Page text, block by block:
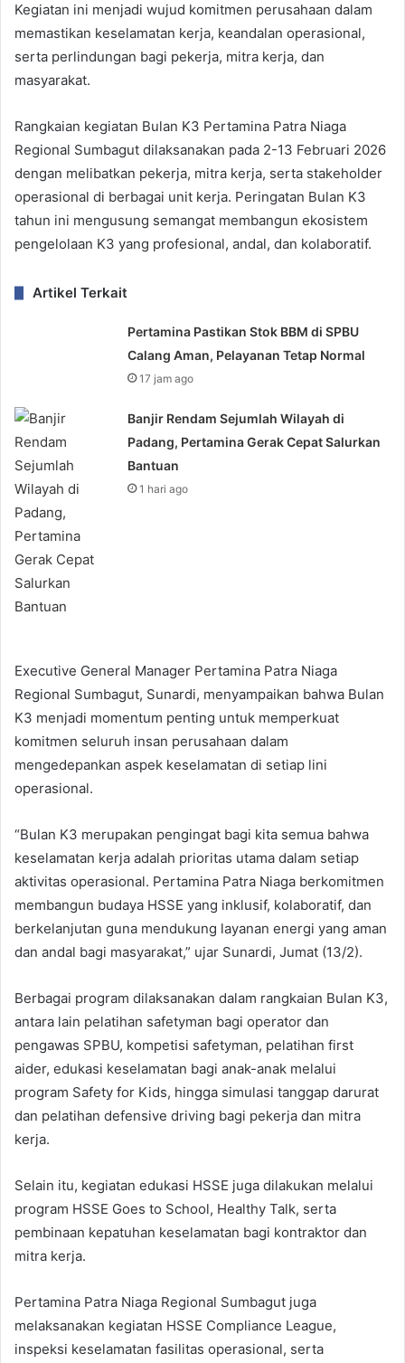
Kegiatan ini menjadi wujud komitmen perusahaan dalam
memastikan keselamatan kerja, keandalan operasional,
serta perlindungan bagi pekerja, mitra kerja, dan
masyarakat.
Rangkaian kegiatan Bulan K3 Pertamina Patra Niaga
Regional Sumbagut dilaksanakan pada 2-13 Februari 2026
dengan melibatkan pekerja, mitra kerja, serta stakeholder
operasional di berbagai unit kerja. Peringatan Bulan K3
tahun ini mengusung semangat membangun ekosistem
pengelolaan K3 yang profesional, andal, dan kolaboratif.
Artikel Terkait
Pertamina Pastikan Stok BBM di SPBU
Calang Aman, Pelayanan Tetap Normal
17 jam ago
Banjir Rendam Sejumlah Wilayah di
Padang, Pertamina Gerak Cepat Salurkan
Bantuan
1 hari ago
Executive General Manager Pertamina Patra Niaga
Regional Sumbagut, Sunardi, menyampaikan bahwa Bulan
K3 menjadi momentum penting untuk memperkuat
komitmen seluruh insan perusahaan dalam
mengedepankan aspek keselamatan di setiap lini
operasional.
“Bulan K3 merupakan pengingat bagi kita semua bahwa
keselamatan kerja adalah prioritas utama dalam setiap
aktivitas operasional. Pertamina Patra Niaga berkomitmen
membangun budaya HSSE yang inklusif, kolaboratif, dan
berkelanjutan guna mendukung layanan energi yang aman
dan andal bagi masyarakat,” ujar Sunardi, Jumat (13/2).
Berbagai program dilaksanakan dalam rangkaian Bulan K3,
antara lain pelatihan safetyman bagi operator dan
pengawas SPBU, kompetisi safetyman, pelatihan first
aider, edukasi keselamatan bagi anak-anak melalui
program Safety for Kids, hingga simulasi tanggap darurat
dan pelatihan defensive driving bagi pekerja dan mitra
kerja.
Selain itu, kegiatan edukasi HSSE juga dilakukan melalui
program HSSE Goes to School, Healthy Talk, serta
pembinaan kepatuhan keselamatan bagi kontraktor dan
mitra kerja.
Pertamina Patra Niaga Regional Sumbagut juga
melaksanakan kegiatan HSSE Compliance League,
inspeksi keselamatan fasilitas operasional, serta